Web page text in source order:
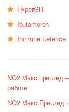
HyperGH
Ibutamoren
Immune Defence
NO2 Макс преглед
работи
NO2 Макс Преглед: